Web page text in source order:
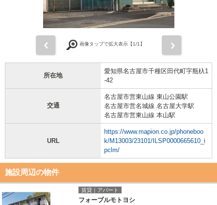
画像タップで拡大表示【1/1】
所在地
愛知県名古屋市千種区田代町字瓶杁1
-42
交通
名古屋市営東山線 東山公園駅
名古屋市営名城線 名古屋大学駅
名古屋市営東山線 本山駅
URL
https://www.mapion.co.jp/phoneboo
k/M13003/23101/ILSP0000665610_i
pclm/
施設周辺の物件
賃貸｜アパート
フォーブルモトヨシ